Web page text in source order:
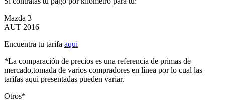
Mazda 3
AUT 2016
Encuentra tu tarifa aqui
*La comparación de precios es una referencia de primas de
mercado,tomada de varios compradores en línea por lo cual las
tarifas aqui presentadas pueden variar.
Otros*